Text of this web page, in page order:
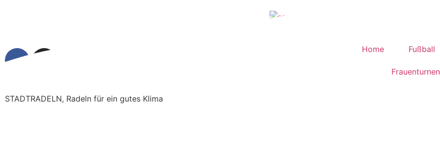
Home Fußball
Frauenturnen
STADTRADELN, Radeln für ein gutes Klima